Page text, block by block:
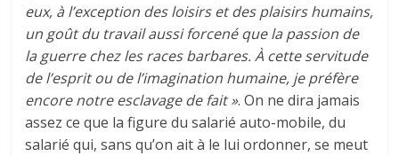
eux, à l’exception des loisirs et des plaisirs humains,
un goût du travail aussi forcené que la passion de
la guerre chez les races barbares. À cette servitude
de l’esprit ou de l’imagination humaine, je préfère
encore notre esclavage de fait ». On ne dira jamais
assez ce que la figure du salarié auto-mobile, du
salarié qui, sans qu’on ait à le lui ordonner, se meut